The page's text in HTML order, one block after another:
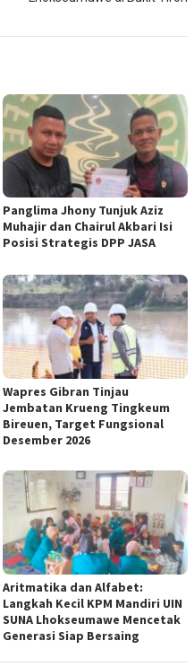
Panglima Jhony Tunjuk Aziz
Muhajir dan Chairul Akbari Isi
Posisi Strategis DPP JASA
Wapres Gibran Tinjau
Jembatan Krueng Tingkeum
Bireuen, Target Fungsional
Desember 2026
Aritmatika dan Alfabet:
Langkah Kecil KPM Mandiri UIN
SUNA Lhokseumawe Mencetak
Generasi Siap Bersaing